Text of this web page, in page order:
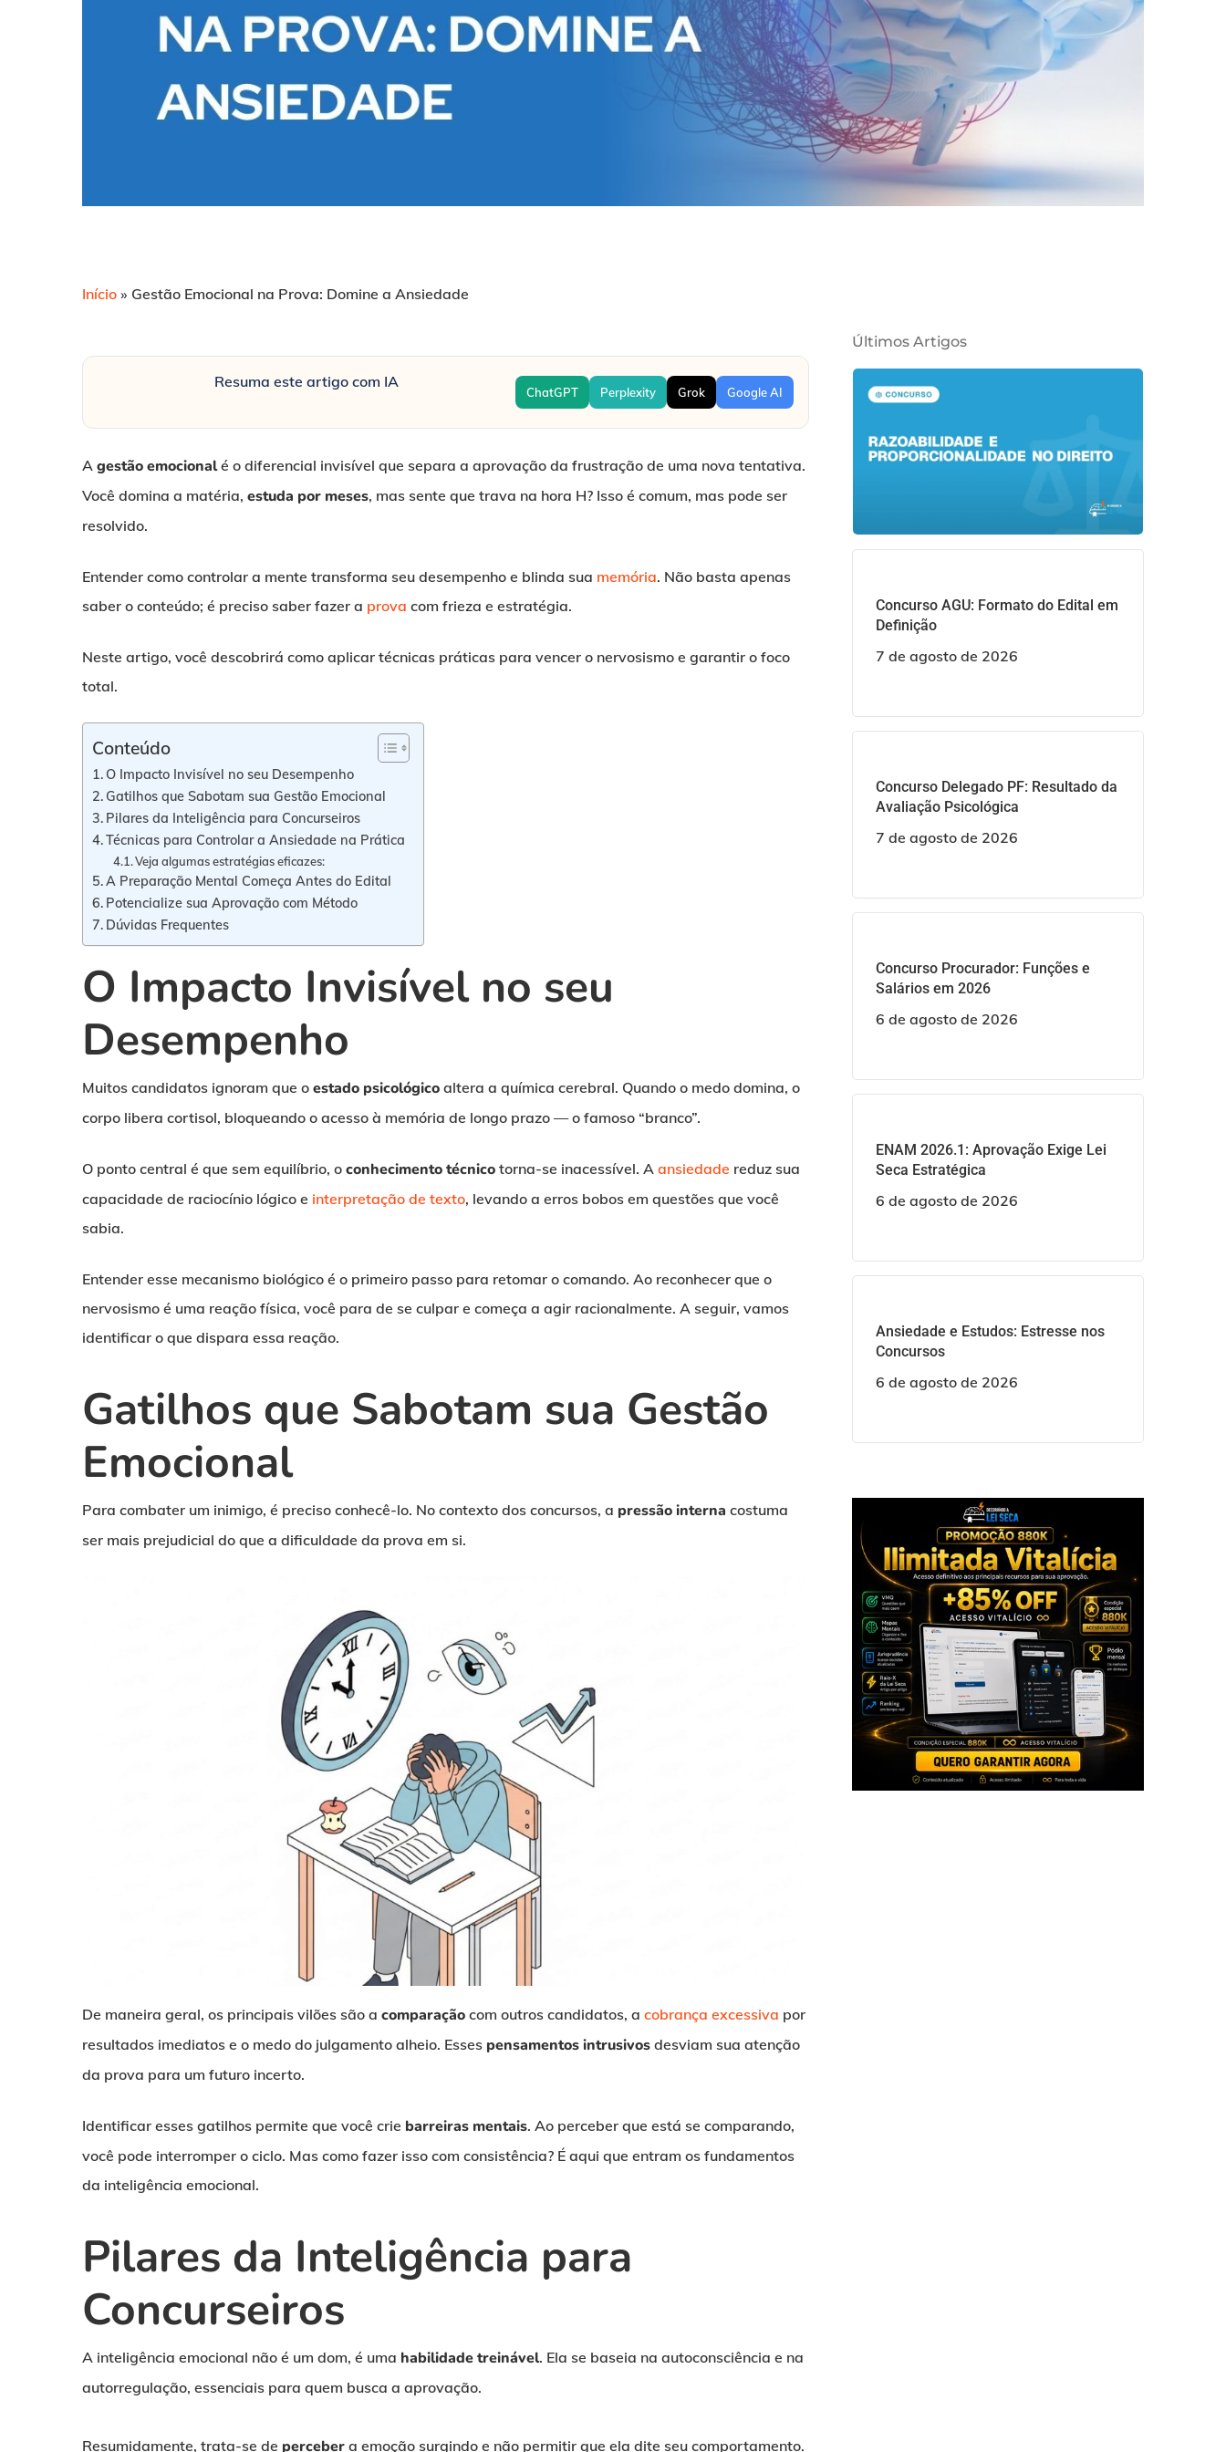
Início » Gestão Emocional na Prova: Domine a Ansiedade
Resuma este artigo com IA
ChatGPT Perplexity Grok Google AI
A gestão emocionalé o diferencial invisível que separa a aprovação da frustração de uma nova tentativa.
Você domina a matéria, estuda por meses, mas sente que trava na hora H? Isso é comum, mas pode ser
resolvido.
Entender como controlar a mente transforma seu desempenho e blinda sua memória. Não basta apenas
saber o conteúdo; é preciso saber fazer a prova com frieza e estratégia.
Neste artigo, você descobrirá como aplicar técnicas práticas para vencer o nervosismo e garantir o foco
total.
Conteúdo
O Impacto Invisível no seu Desempenho
Gatilhos que Sabotam sua Gestão Emocional
Pilares da Inteligência para Concurseiros
Técnicas para Controlar a Ansiedade na Prática
Veja algumas estratégias eficazes:
A Preparação Mental Começa Antes do Edital
Potencialize sua Aprovação com Método
Dúvidas Frequentes
O Impacto Invisível no seu
Desempenho
Muitos candidatos ignoram que o estado psicológico altera a química cerebral. Quando o medo domina, o
corpo libera cortisol, bloqueando o acesso à memória de longo prazo — o famoso “branco”.
O ponto central é que sem equilíbrio, o conhecimento técnico torna-se inacessível. A ansiedade reduz sua
capacidade de raciocínio lógico e interpretação de texto, levando a erros bobos em questões que você
sabia.
Entender esse mecanismo biológico é o primeiro passo para retomar o comando. Ao reconhecer que o
nervosismo é uma reação física, você para de se culpar e começa a agir racionalmente. A seguir, vamos
identificar o que dispara essa reação.
Gatilhos que Sabotam sua Gestão
Emocional
Para combater um inimigo, é preciso conhecê-lo. No contexto dos concursos, a pressão interna costuma
ser mais prejudicial do que a dificuldade da prova em si.
De maneira geral, os principais vilões são a comparação com outros candidatos, a cobrança excessiva por
resultados imediatos e o medo do julgamento alheio. Esses pensamentos intrusivos desviam sua atenção
da prova para um futuro incerto.
Identificar esses gatilhos permite que você crie barreiras mentais. Ao perceber que está se comparando,
você pode interromper o ciclo. Mas como fazer isso com consistência? É aqui que entram os fundamentos
da inteligência emocional.
Pilares da Inteligência para
Concurseiros
A inteligência emocional não é um dom, é uma habilidade treinável. Ela se baseia na autoconsciência e na
autorregulação, essenciais para quem busca a aprovação.
Resumidamente, trata-se de perceber a emoção surgindo e não permitir que ela dite seu comportamento.
Últimos Artigos
Concurso AGU: Formato do Edital em
Definição
7 de agosto de 2026
Concurso Delegado PF: Resultado da
Avaliação Psicológica
7 de agosto de 2026
Concurso Procurador: Funções e
Salários em 2026
6 de agosto de 2026
ENAM 2026.1: Aprovação Exige Lei
Seca Estratégica
6 de agosto de 2026
Ansiedade e Estudos: Estresse nos
Concursos
6 de agosto de 2026